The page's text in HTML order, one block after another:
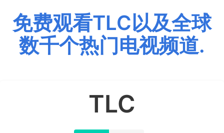
免费观看TLC以及全球
数千个热门电视频道.
TLC